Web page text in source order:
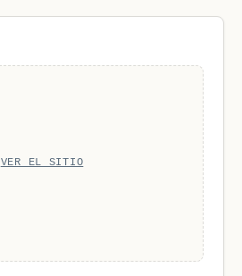
VER EL SITIO